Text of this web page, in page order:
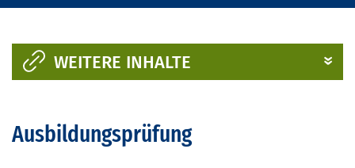
WEITERE INHALTE
Ausbildungsprüfung